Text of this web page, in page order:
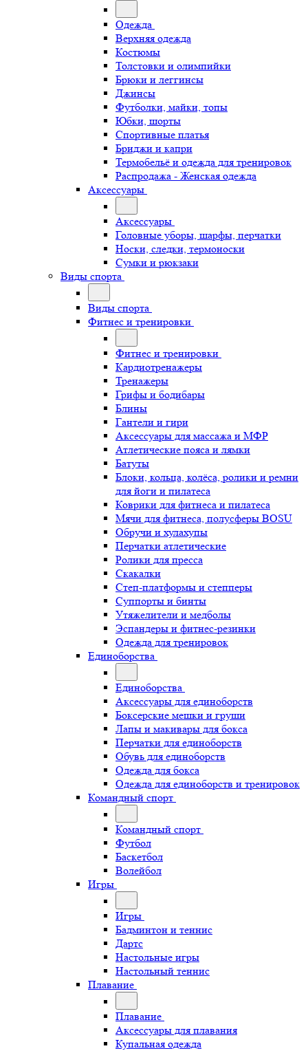
Одежда
Верхняя одежда
Костюмы
Толстовки и олимпийки
Брюки и леггинсы
Джинсы
Футболки, майки, топы
Юбки, шорты
Спортивные платья
Бриджи и капри
Термобельё и одежда для тренировок
Распродажа - Женская одежда
Аксессуары
Аксессуары
Головные уборы, шарфы, перчатки
Носки, следки, термоноски
Сумки и рюкзаки
Виды спорта
Виды спорта
Фитнес и тренировки
Фитнес и тренировки
Кардиотренажеры
Тренажеры
Грифы и бодибары
Блины
Гантели и гири
Аксессуары для массажа и МФР
Атлетические пояса и лямки
Батуты
Блоки, кольца, колёса, ролики и ремни
для йоги и пилатеса
Коврики для фитнеса и пилатеса
Мячи для фитнеса, полусферы BOSU
Обручи и хулахупы
Перчатки атлетические
Ролики для пресса
Скакалки
Степ-платформы и степперы
Суппорты и бинты
Утяжелители и медболы
Эспандеры и фитнес-резинки
Одежда для тренировок
Единоборства
Единоборства
Аксессуары для единоборств
Боксерские мешки и груши
Лапы и макивары для бокса
Перчатки для единоборств
Обувь для единоборств
Одежда для бокса
Одежда для единоборств и тренировок
Командный спорт
Командный спорт
Футбол
Баскетбол
Волейбол
Игры
Игры
Бадминтон и теннис
Дартс
Настольные игры
Настольный теннис
Плавание
Плавание
Аксессуары для плавания
Купальная одежда